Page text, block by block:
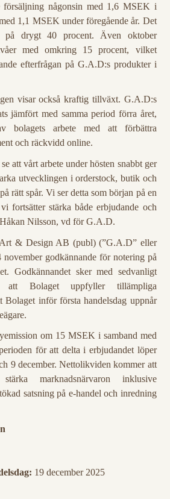
försäljning någonsin med 1,6 MSEK i
1,1 MSEK under föregående år. Det
på drygt 40 procent. Även oktober
med omkring 15 procent, vilket
efterfrågan på G.A.D:s produkter i
visar också kraftig tillväxt. G.A.D:s
jämfört med samma period förra året,
bolagets arbete med att förbättra
och räckvidd online.
att vårt arbete under hösten snabbt ger
utvecklingen i orderstock, butik och
rätt spår. Vi ser detta som början på en
fortsätter stärka både erbjudande och
Nilsson, vd för G.A.D.
& Design AB (publ) (”G.A.D” eller
godkännande för notering på
Godkännandet sker med sedvanligt
att Bolaget uppfyller tillämpliga
Bolaget inför första handelsdag uppnår
om 15 MSEK i samband med
för att delta i erbjudandet löper
9 december. Nettolikviden kommer att
marknadsnärvaron inklusive
satsning på e-handel och inredning
19 december 2025